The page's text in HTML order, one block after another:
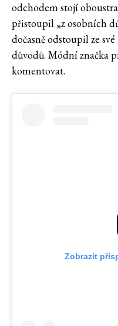
odchodem stojí
přistoupil „z osobních
dočasně odstoupil ze
důvodů. Módní značka
komentovat.
Zobrazit